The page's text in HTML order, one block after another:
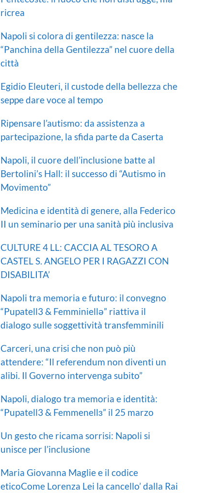
:ricrea
Napoli si colora di gentilezza: nasce la
“Panchina della Gentilezza” nel cuore della
città
Egidio Eleuteri, il custode della bellezza che
seppe dare voce al tempo
Ripensare l’autismo: da assistenza a
partecipazione, la sfida parte da Caserta
Napoli, il cuore dell’inclusione batte al
Bertolini’s Hall: il successo di “Autismo in
Movimento”
Medicina e identità di genere, alla Federico
II un seminario per una sanità più inclusiva
CULTURE 4 LL: CACCIA AL TESORO A
CASTEL S. ANGELO PER I RAGAZZI CON
DISABILITA’
Napoli tra memoria e futuro: il convegno
“Pupatell3 & Femminiellə” riattiva il
dialogo sulle soggettività transfemminili
Carceri, una crisi che non può più
attendere: “Il referendum non diventi un
alibi. Il Governo intervenga subito”
Napoli, dialogo tra memoria e identità:
“Pupatell3 & Femmenellɜ” il 25 marzo
Un gesto che ricama sorrisi: Napoli si
unisce per l’inclusione
Maria Giovanna Maglie e il codice
eticoCome Lorenza Lei la cancello’ dalla Rai